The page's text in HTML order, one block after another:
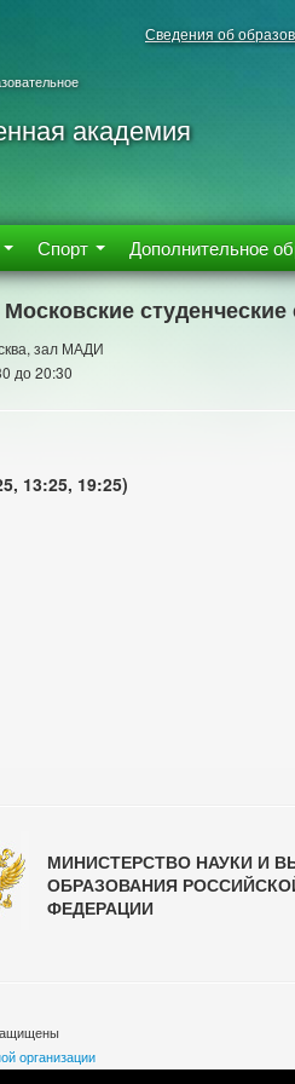
Сведения об
академия
Спорт Дополнительное
Московские
зал МАДИ
до 20:30
13:25, 19:25)
МИНИСТЕРСТВО НАУКИ И
ОБРАЗОВАНИЯ
ФЕДЕРАЦИИ
организации